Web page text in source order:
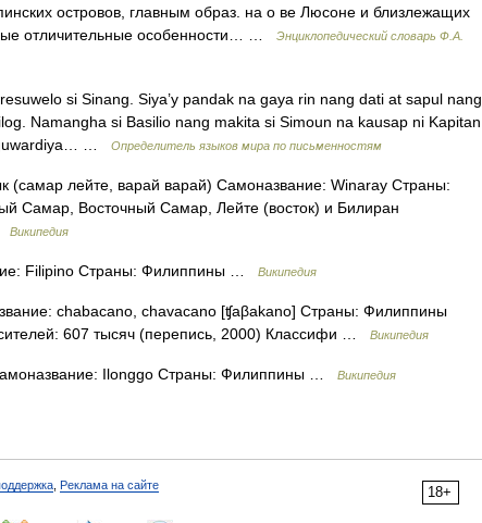
островов, главным образ. на о ве Люсоне и близлежащих
отличительные особенности… …
Энциклопедический словарь Ф.А.
si Sinang. Siya’y pandak na gaya rin nang dati at sapul nang
Namangha si Basilio nang makita si Simoun na kausap ni Kapitan
guwardiya… …
Определитель языков мира по письменностям
(самар лейте, варай варай) Самоназвание: Winaray Страны:
Самар, Восточный Самар, Лейте (восток) и Билиран
Википедия
Filipino Страны: Филиппины … Википедия
chabacano, chavacano [ʧaβakano] Страны: Филиппины
607 тысяч (перепись, 2000) Классифи …
Википедия
Ilonggo Страны: Филиппины … Википедия
18+
Реклама на сайте